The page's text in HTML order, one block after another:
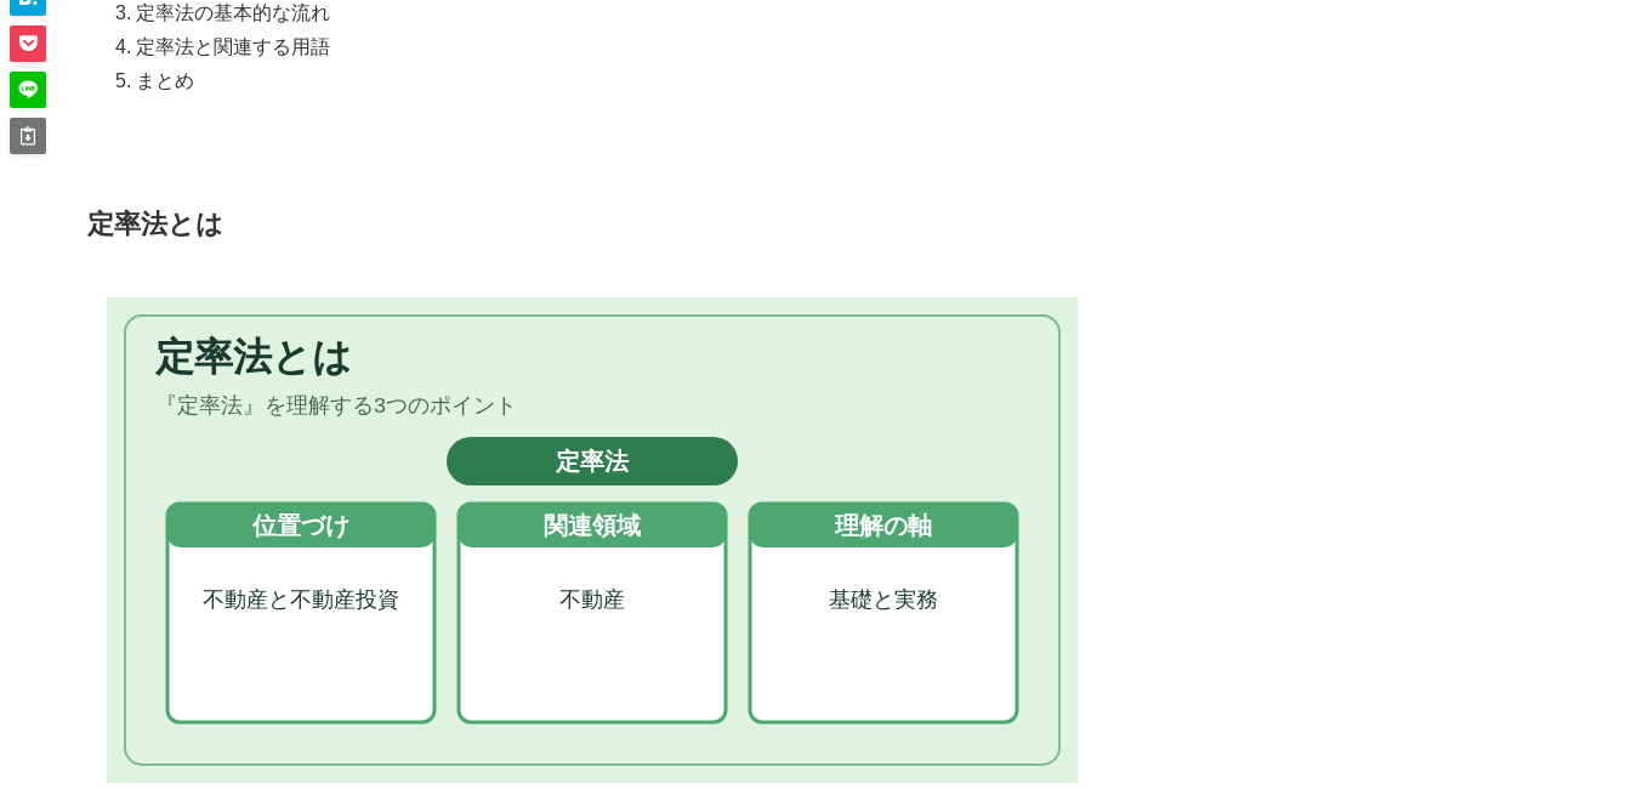
定率法の基本的な流れ
定率法と関連する用語
まとめ
定率法とは